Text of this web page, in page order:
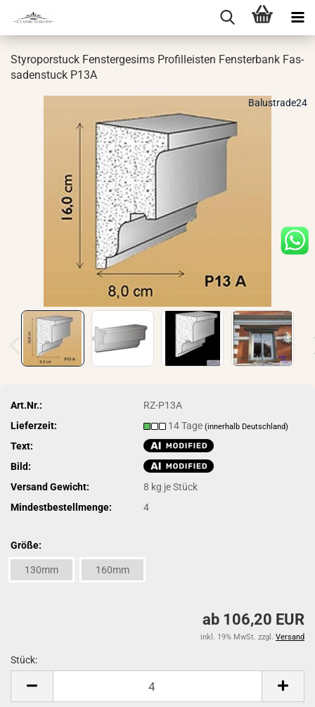
Sty­ro­por­stuck Fens­ter­ge­sims Pro­fil­leis­ten Fens­ter­bank Fas­
sa­den­stuck P13A
Balustrade24
Art.Nr.:
RZ-P13A
Lieferzeit:
14 Tage(innerhalb Deutschland)
Text:
Bild:
Versand Gewicht:
8 kg je Stück
Mindestbestellmenge:
4
Größe:
130mm 160mm
ab 106,20 EUR
inkl. 19% MwSt. zzgl. Versand
Stück: